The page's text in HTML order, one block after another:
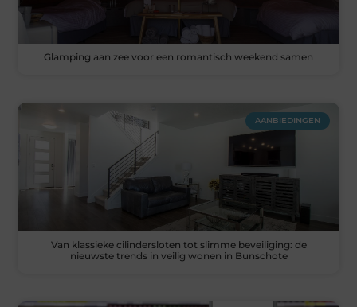
Glamping aan zee voor een romantisch weekend samen
AANBIEDINGEN
Van klassieke cilindersloten tot slimme beveiliging: de
nieuwste trends in veilig wonen in Bunschote